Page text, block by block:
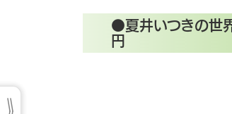
●夏井いつきの
円